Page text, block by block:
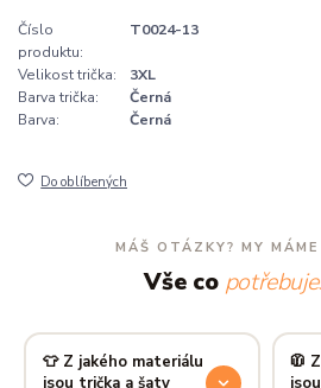
Číslo
produktu:
T0024-13
Velikost trička:
3XL
Barva trička:
Černá
Barva:
Černá
Do oblíbených
MÁŠ OTÁZKY? MY
Vše co
👕 Z jakého materiálu
jsou trička a šaty
🧥